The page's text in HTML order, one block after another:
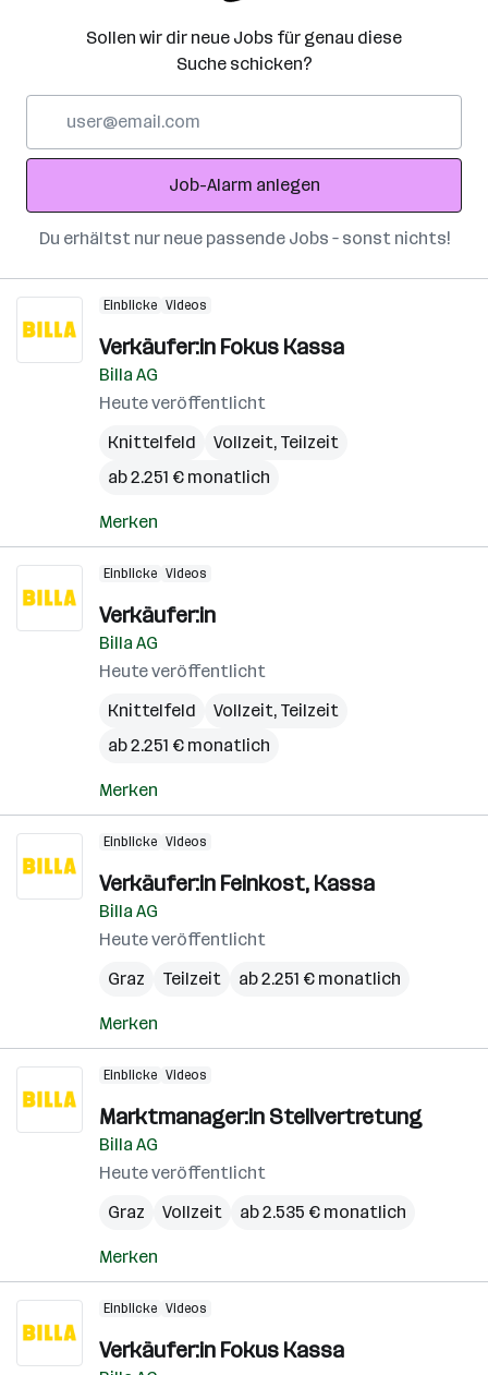
Sollen wir dir neue Jobs für genau diese
Suche schicken?
Adresse
Job-Alarm anlegen
Du erhältst nur neue passende Jobs – sonst nichts!
Einblicke Videos
Verkäufer:in Fokus Kassa
Billa AG
Heute veröffentlicht
Knittelfeld
Vollzeit, Teilzeit
ab 2.251 € monatlich
Merken
Einblicke Videos
Verkäufer:in
Billa AG
Heute veröffentlicht
Knittelfeld
Vollzeit, Teilzeit
ab 2.251 € monatlich
Merken
Einblicke Videos
Verkäufer:in Feinkost, Kassa
Billa AG
Heute veröffentlicht
Graz
Teilzeit ab 2.251 € monatlich
Merken
Einblicke Videos
Marktmanager:in Stellvertretung
Billa AG
Heute veröffentlicht
Graz
Vollzeit ab 2.535 € monatlich
Merken
Einblicke Videos
Verkäufer:in Fokus Kassa